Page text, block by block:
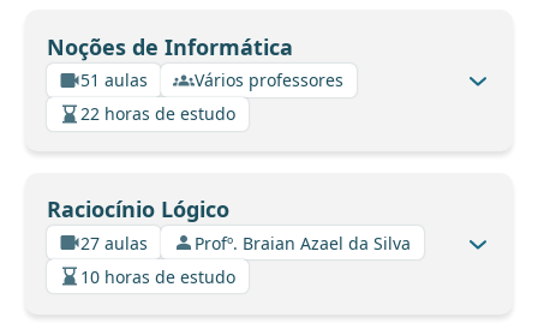
Noções de Informática
51 aulas
Vários professores
22 horas de estudo
Raciocínio Lógico
27 aulas
Profº. Braian Azael da Silva
10 horas de estudo